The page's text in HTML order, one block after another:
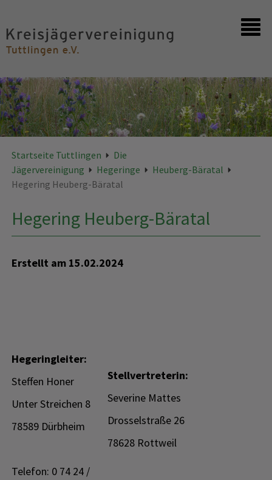
Kontakt
Startseite Tuttlingen
Die
Jägervereinigung
Hegeringe
Heuberg-Bäratal
Hegering Heuberg-Bäratal
Hegering Heuberg-Bäratal
Erstellt am 15.02.2024
Hegeringleiter:
Steffen Honer
Unter Streichen 8
78589 Dürbheim
Telefon: 0 74 24 /
Stellvertreterin:
Severine Mattes
Drosselstraße 26
78628 Rottweil